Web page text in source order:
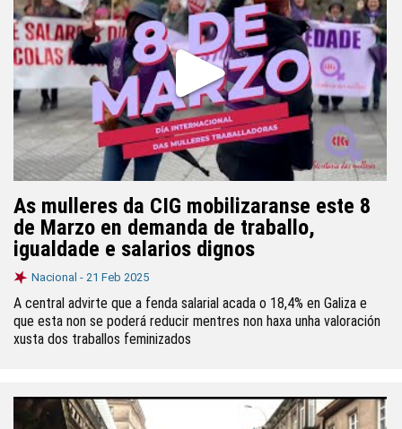
As mulleres da CIG mobilizaranse este 8
de Marzo en demanda de traballo,
igualdade e salarios dignos
Nacional - 21 Feb 2025
A central advirte que a fenda salarial acada o 18,4% en Galiza e
que esta non se poderá reducir mentres non haxa unha valoración
xusta dos traballos feminizados